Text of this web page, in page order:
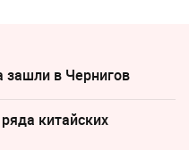
зашли в Чернигов
китайских